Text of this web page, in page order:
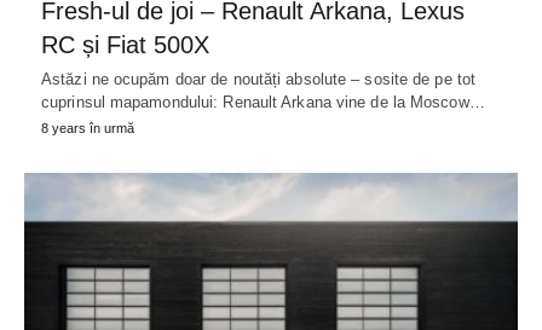
Fresh-ul de joi – Renault Arkana, Lexus
RC și Fiat 500X
Astăzi ne ocupăm doar de noutăți absolute – sosite de pe tot
cuprinsul mapamondului: Renault Arkana vine de la Moscow…
8 years în urmă